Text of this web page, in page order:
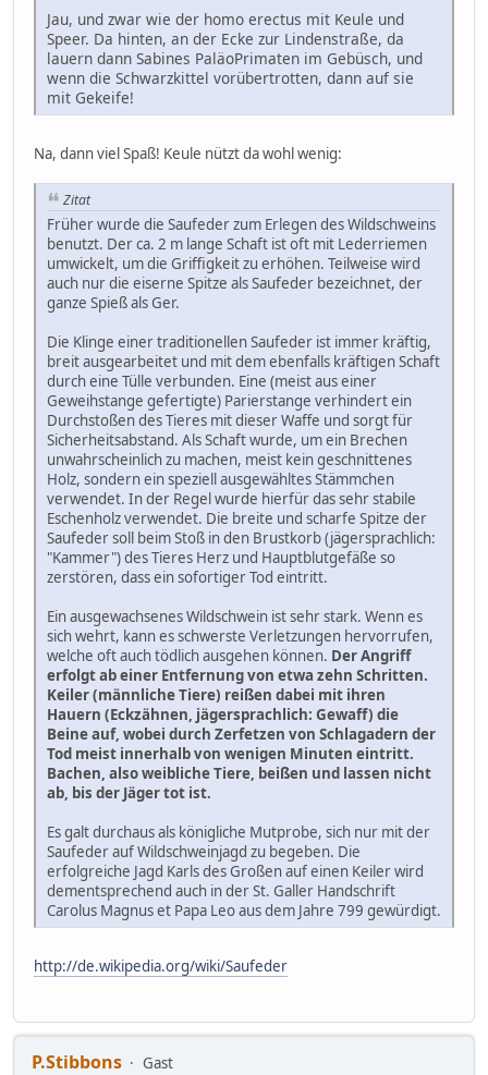
Jau, und zwar wie der homo erectus mit Keule und
Speer. Da hinten, an der Ecke zur Lindenstraße, da
lauern dann Sabines PaläoPrimaten im Gebüsch, und
wenn die Schwarzkittel vorübertrotten, dann auf sie
mit Gekeife!
Na, dann viel Spaß! Keule nützt da wohl wenig:
Zitat
Früher wurde die Saufeder zum Erlegen des Wildschweins
benutzt. Der ca. 2 m lange Schaft ist oft mit Lederriemen
umwickelt, um die Griffigkeit zu erhöhen. Teilweise wird
auch nur die eiserne Spitze als Saufeder bezeichnet, der
ganze Spieß als Ger.
Die Klinge einer traditionellen Saufeder ist immer kräftig,
breit ausgearbeitet und mit dem ebenfalls kräftigen Schaft
durch eine Tülle verbunden. Eine (meist aus einer
Geweihstange gefertigte) Parierstange verhindert ein
Durchstoßen des Tieres mit dieser Waffe und sorgt für
Sicherheitsabstand. Als Schaft wurde, um ein Brechen
unwahrscheinlich zu machen, meist kein geschnittenes
Holz, sondern ein speziell ausgewähltes Stämmchen
verwendet. In der Regel wurde hierfür das sehr stabile
Eschenholz verwendet. Die breite und scharfe Spitze der
Saufeder soll beim Stoß in den Brustkorb (jägersprachlich:
"Kammer") des Tieres Herz und Hauptblutgefäße so
zerstören, dass ein sofortiger Tod eintritt.
Ein ausgewachsenes Wildschwein ist sehr stark. Wenn es
sich wehrt, kann es schwerste Verletzungen hervorrufen,
welche oft auch tödlich ausgehen können. Der Angriff
erfolgt ab einer Entfernung von etwa zehn Schritten.
Keiler (männliche Tiere) reißen dabei mit ihren
Hauern (Eckzähnen, jägersprachlich: Gewaff) die
Beine auf, wobei durch Zerfetzen von Schlagadern der
Tod meist innerhalb von wenigen Minuten eintritt.
Bachen, also weibliche Tiere, beißen und lassen nicht
ab, bis der Jäger tot ist.
Es galt durchaus als königliche Mutprobe, sich nur mit der
Saufeder auf Wildschweinjagd zu begeben. Die
erfolgreiche Jagd Karls des Großen auf einen Keiler wird
dementsprechend auch in der St. Galler Handschrift
Carolus Magnus et Papa Leo aus dem Jahre 799 gewürdigt.
http://de.wikipedia.org/wiki/Saufeder
P.Stibbons
Gast